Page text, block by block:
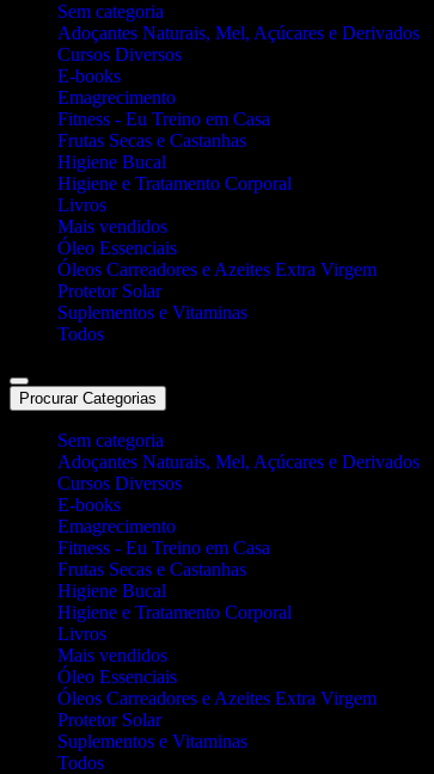
Sem categoria
Adoçantes Naturais, Mel, Açúcares e Derivados
Cursos Diversos
E-books
Emagrecimento
Fitness - Eu Treino em Casa
Frutas Secas e Castanhas
Higiene Bucal
Higiene e Tratamento Corporal
Livros
Mais vendidos
Óleo Essenciais
Óleos Carreadores e Azeites Extra Virgem
Protetor Solar
Suplementos e Vitaminas
Todos
Procurar Categorias
Sem categoria
Adoçantes Naturais, Mel, Açúcares e Derivados
Cursos Diversos
E-books
Emagrecimento
Fitness - Eu Treino em Casa
Frutas Secas e Castanhas
Higiene Bucal
Higiene e Tratamento Corporal
Livros
Mais vendidos
Óleo Essenciais
Óleos Carreadores e Azeites Extra Virgem
Protetor Solar
Suplementos e Vitaminas
Todos